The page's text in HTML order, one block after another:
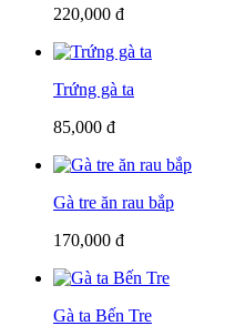
220,000 đ
Trứng gà ta
85,000 đ
Gà tre ăn rau bắp
170,000 đ
Gà ta Bến Tre